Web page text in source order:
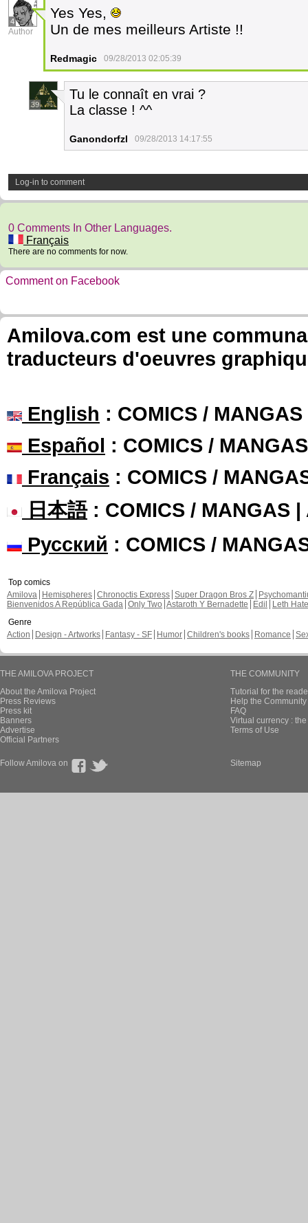
4
Author
Yes Yes,
Un de mes meilleurs Artiste !!
Redmagic 09/28/2013 02:05:39
39
Tu le connaît en vrai ?
La classe ! ^^
Ganondorfzl 09/28/2013 14:17:55
Log-in to comment
0 Comments In Other Languages.
Français
There are no comments for now.
Comment on Facebook
Amilova.com est une
traducteurs d'oeuvres
English : COMICS /
Español : COMICS /
Français : COMICS /
日本語: COMICS / MANGAS |
Русский : COMICS /
Top comics
Amilova
Hemispheres Chronoctis Express Super Dragon Bros Z
Bienvenidos A República Gada Only Two Astaroth Y Bernadette Edil
Leth Hate
Genre
Action
Design - Artworks Fantasy - SF Humor Children's books Romance
THE AMILOVA PROJECT
About the Amilova Project
Press Reviews
Press kit
Banners
Advertise
Official Partners
THE COMMUNITY
Tutorial for the
Help the
FAQ
Virtual currency :
Terms of Use
Follow Amilova on Sitemap